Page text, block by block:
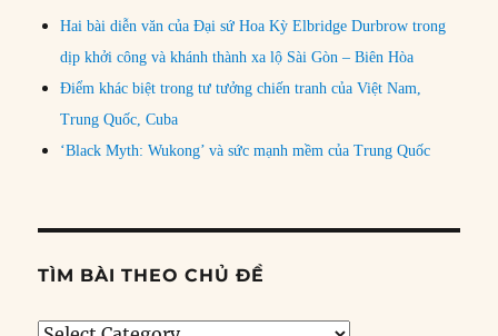
Hai bài diễn văn của Đại sứ Hoa Kỳ Elbridge Durbrow trong
dịp khởi công và khánh thành xa lộ Sài Gòn – Biên Hòa
Điểm khác biệt trong tư tưởng chiến tranh của Việt Nam,
Trung Quốc, Cuba
‘Black Myth: Wukong’ và sức mạnh mềm của Trung Quốc
TÌM BÀI THEO CHỦ ĐỀ